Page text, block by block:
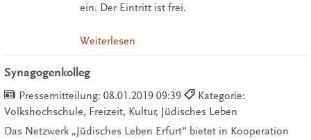
ein. Der Eintritt ist frei.
Weiterlesen
Synagogenkolleg
Pressemitteilung: 08.01.2019 09:39
Kategorie:
Volkshochschule, Freizeit, Kultur, Jüdisches Leben
Das Netzwerk „Jüdisches Leben Erfurt“ bietet in Kooperation